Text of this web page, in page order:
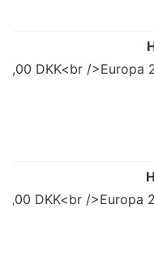
DKK<br />Europa
DKK<br />Europa